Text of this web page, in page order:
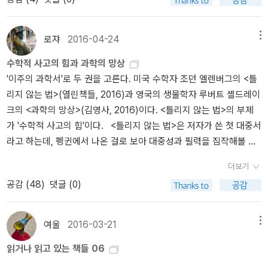
가지 원천에서 영감을 얻었다. 즉 현실 세계 그리고 인간의 상상력. 가
장 중요한 것은 무얼까? 어느 쪽도 아니다. 중요한 것은 둘의 결합이
다. 책의 난이도가 비교적 일정했던 책. 같은 글쓴이의 최근 작 ≪세
계를 바꾼 17가지 방정식≫, ≪생명의 수학≫, ≪미로 속의 암소≫는
내용의 난이도가 일정하지 않았다는 느낌을 주었다. 물론 내 관점에
서 그렇다는 뜻이고, 내 관점은 우리나라 고등학교까지의 수학 교육
을 기반으로 했(을 것으로 추정한)다. 이 책에 군론과 복소해석이 언
급되지만 그야말로 교양으로 이해할 수 있게 설명하였다. * 밑줄 긋
기p100 대수란 일반적인 형태를 다루기 위한 방법인 반면에 산수는
특정한 수를 다루기 위한 방법이라고 설명한다./p101 따라서 비에트
이 일반적이지만, 이런 구분은 수학의 참 모습이리가보다 단지 인간
의 편의에 따른 것이다. 겉보기에는 분명 다른 듯한 분야들일지라도
서로 간의 명확한 경계가 존재하지 않는다. 그러고 어는 한 분야에 속
한 듯해 보이는 문제도 다른 분야의 방법으로 풀릴 수도 있다.p160
수학자들이 나름의 이유로 중요하다고 여긴 대다수 주제들은 실제 세
로쟈 2016-04-24
수학적 사고의 힘과 과학의 망상
'이주의 과학서'로 두 권을 고른다. 미국 수학자 조던 엘렌버그의 <틀
리지 않는 법>(열린책들, 2016)과 영국의 생물학자 루버트 셸드레이
크의 <과학의 망상>(김영사, 2016)이다. <틀리지 않는 법>의 부제
가 '수학적 사고의 힘'이다. <틀리지 않는 법>은 저자가 쓴 첫 대중서
라고 하는데, 펭귄에서 나온 걸로 보아 대중성과 필력을 짐작해볼 수
리지 않는다). '저자는 우리가 수학을 대할 때 느끼는 근본적인 의문
에 답한다. 즉, 우리가 살아가는 데 왜 수학이 필요한지, 실제로 어디
에 어떻게 써먹을 수 있을지를 다른 어떤 책보다도 치밀하게, 명료하
게 그리고 유쾌하게 보여준다. 엘렌버그는 학계를 선도하는 수학자의
한 사람으로서, 세상에 수학 전공자가 더 많아야 한다고 말한다. 복잡
한 현실에서 수학이 없다면 우리가 얼마나 틀리기 쉬운지, 반대로 수
더보기
공감 (48) 댓글 (0)
여울 2016-03-21
읽거나 읽고 있는 책들 06